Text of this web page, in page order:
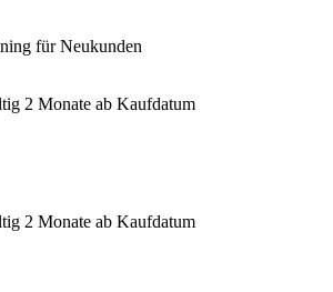
für Neukunden
2 Monate ab Kaufdatum
2 Monate ab Kaufdatum